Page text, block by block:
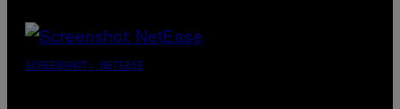
SCREENSHOT: NETEASE